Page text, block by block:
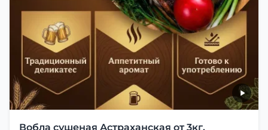
Вобла сушеная Астраханская от 3кг.